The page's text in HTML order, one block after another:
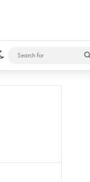
Article
Switch skin